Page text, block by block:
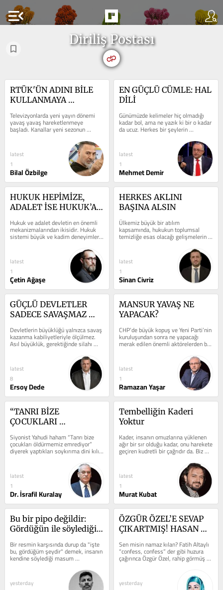
menu_open
Diriliş Postası
RTÜK'ÜN ADINI BİLE
KULLANMAYA
TELEVİZYONLAR
DEĞİŞİYOR,
DOLANDIRICILAR
SINIR TANIMIYOR
Televizyonlarda yeni yayın dönemi
yavaş yavaş hareketlenmeye
başladı. Kanallar yeni sezonun
tanıtımlarını peş peşe yayınlarken,
latest
1
Bilal Özbilge
EN GÜÇLÜ CÜMLE: HAL
DİLİ
​Günümüzde kelimeler hiç olmadığı
kadar bol, ama ne yazık ki bir o kadar
da ucuz. Herkes bir şeylerin
tellallığını yapıyor; herkes bir...
latest
1
Mehmet Demir
HUKUK HEPİMİZE,
ADALET İSE HUKUK’A
Hukuk ve adalet devletin en önemli
mekanizmalarından ikisidir. Hukuk
sistemi büyük ve kadim deneyimlerin
sonucunda toplumu ortak bir
latest
1
Çetin Ağaşe
HERKES AKLINI
BAŞINA ALSIN
Ülkemiz büyük bir atılım
kapsamında, hukukun toplumsal
temizliğe esas olacağı gelişmelerin
her gün somut olarak yaşandığı
latest
1
Sinan Civriz
GÜÇLÜ DEVLETLER
SADECE SAVAŞMAZ
TÜRKİYE’NİN BARIŞ
SENEDİ
Devletlerin büyüklüğü yalnızca savaş
kazanma kabiliyetleriyle ölçülmez.
Asıl büyüklük, gerektiğinde silahı
susturacak iradeyi ortaya...
latest
8
Ersoy Dede
MANSUR YAVAŞ NE
YAPACAK?
CHP’de büyük kopuş ve Yeni Parti’nin
kuruluşundan sonra ne yapacağı
merak edilen önemli aktörelerden biri
latest
1
Ramazan Yaşar
“TANRI BİZE
ÇOCUKLARI
EMREDİYOR”
Siyonist Yahudi haham “Tanrı bize
çocukları öldürmemiz emrediyor”
diyerek yaptıkları soykırıma dini kılıf
uydurmaya çalışıyor. Bu...
latest
1
Dr. İsrafil Kuralay
Tembelliğin Kaderi
Yoktur
Kader, insanın omuzlarına yüklenen
ağır bir sır olduğu kadar, onu harekete
geçiren kudretli bir çağrıdır da. Biz
çoğu zaman kaderi,...
latest
1
Murat Kubat
Bu bir pipo değildir:
Gördüğün ile söylediğin
Bir resmin karşısında durup da "işte
bu, gördüğüm şeydir" demek, insanın
kendine söylediği masum
yalanlardan biridir belki de....
yesterday
ÖZGÜR ÖZEL’E SEVAP
ÇIKARTMIŞ! HASAN
DÜŞTÜ?
Sen misin namaz kılan? Fatih Altaylı
“confess, confess” der gibi huzura
çağırınca Özgür Özel, rahip görmüş
Hıristiyan’a dönmüş...
yesterday